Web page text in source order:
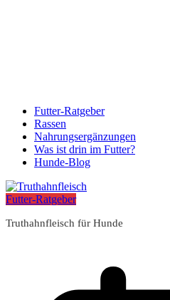
Futter-Ratgeber
Rassen
Nahrungsergänzungen
Was ist drin im Futter?
Hunde-Blog
Futter-Ratgeber
Truthahnfleisch für Hunde